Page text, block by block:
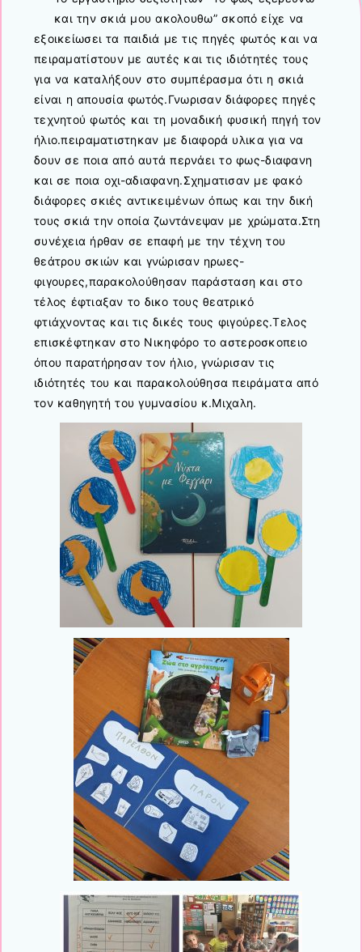
και την σκιά μου ακολουθω” σκοπό είχε να
εξοικείωσει τα παιδιά με τις πηγές φωτός και να
πειραματίστουν με αυτές και τις ιδιότητές τους
για να καταλήξουν στο συμπέρασμα ότι η σκιά
είναι η απουσία φωτός.Γνωρισαν διάφορες πηγές
τεχνητού φωτός και τη μοναδική φυσική πηγή τον
ήλιο.πειραματιστηκαν με διαφορά υλικα για να
δουν σε ποια από αυτά περνάει το φως-διαφανη
και σε ποια οχι-αδιαφανη.Σχηματισαν με φακό
διάφορες σκιές αντικειμένων όπως και την δική
τους σκιά την οποία ζωντάνεψαν με χρώματα.Στη
συνέχεια ήρθαν σε επαφή με την τέχνη του
θεάτρου σκιών και γνώρισαν ηρωες-
φιγουρες,παρακολούθησαν παράσταση και στο
τέλος έφτιαξαν το δικο τους θεατρικό
φτιάχνοντας και τις δικές τους φιγούρες.Τελος
επισκέφτηκαν στο Νικηφόρο το αστεροσκοπειο
όπου παρατήρησαν τον ήλιο, γνώρισαν τις
ιδιότητές του και παρακολούθησα πειράματα από
τον καθηγητή του γυμνασίου κ.Μιχαλη.